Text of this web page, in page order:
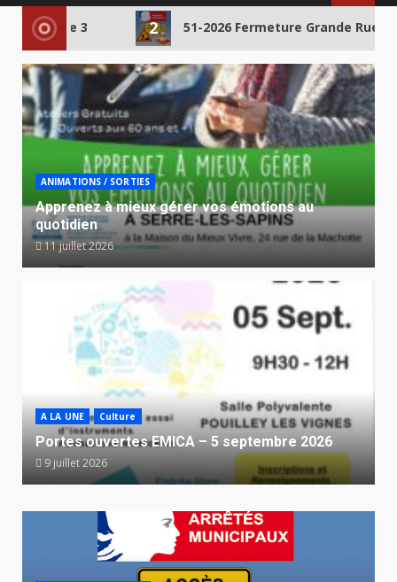
MENU
zone 3 51-2026 Fermeture Grande Rue zone
ANIMATIONS / SORTIES
Apprenez à mieux gérer vos émotions au
quotidien
11 juillet 2026
A LA UNE Culture
Portes ouvertes EMICA – 5 septembre 2026
9 juillet 2026